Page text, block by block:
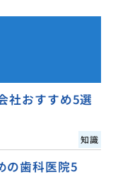
社おすすめ5選
知識
の歯科医院5